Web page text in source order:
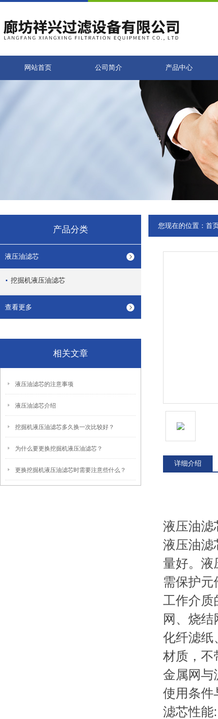
网站首页 公司简介 产品中心
产品分类
液压油滤芯
挖掘机液压油滤芯
查看更多
相关文章
液压油滤芯的注意事项
液压油滤芯介绍
挖掘机液压油滤芯多久换一次比较好？
为什么要更换挖掘机液压油滤芯？
更换挖掘机液压油滤芯时需要注意些什么？
您现在的位置： 首
详细介绍
液压油滤
液压油滤
量好。液
需保护元
工作介质
网、烧
化纤滤纸
材质，不
金属网与
使用条件
滤芯性能: